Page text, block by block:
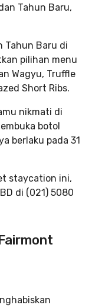
Tahun Baru,
Tahun Baru di
pilihan menu
Wagyu, Truffle
Short Ribs.
nikmati di
botol
berlaku pada 31
staycation ini,
di (021) 5080